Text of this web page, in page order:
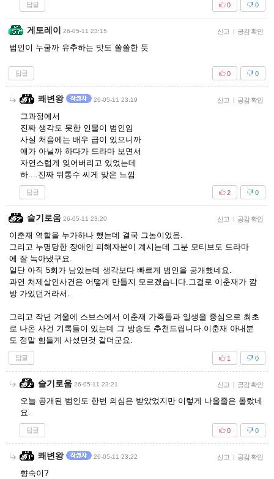
답글 0
0
게토레이 26-05-11 23:15 신고 | 공감 확인
범인이 누굴까 유추하는 맛도 쏠쏠한 듯
답글 0
0
쾌변왕 26-05-11 23:19 신고 | 공감 확인
그과정에서
진짜 생각도 못한 인물이 범인임
사실 처음에는 배우 급이 있으니까
얘가 아닐까 하다가 드라마 보면서
자연스럽게 잊어버리고 있었는데
하....진짜 뒤통수 씨게 맞은 느낌
답글 0
2
슬기로움 26-05-11 23:20 신고 | 공감 확인
이춘재 역할을 누가하나 했는데 결국 그놈이었음.
그리고 누명당한 장애인 피해자분이 계시는데 그분 모티브도 드라마
에 잘 녹아냈구요.
일단 아직 5회가 남았는데 생각보다 빠르게 범인을 공개했네요.
과연 처제살인사건은 어떻게 만들지 모르겠습니다.그걸로 이춘재가 깜
방 가있던거라서.
그리고 작년 겨울에 스브스에서 이춘재 가족들과 일생을 중심으로 최초
로 나온 사건 기록들이 있는데 그 방송도 추천드립니다.이춘재 아내분
도 정말 힘들게 사셨던것 같더군요.
답글 0
1
슬기로움 26-05-11 23:21 신고 | 공감 확인
오늘 공개된 범인도 한번 의심은 받았었지만 이렇게 나올줄은 몰랐네
요.
답글 0
0
쾌변왕 26-05-11 23:22 신고 | 공감 확인
향숙이?